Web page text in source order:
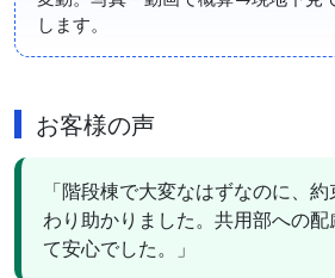
します。
お客様の声
「階段棟で大変なはずなのに、
わり助かりました。共用部への
て安心でした。」